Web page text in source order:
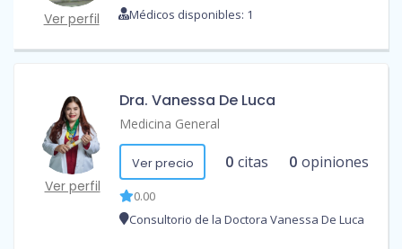
Ver perfil
Médicos disponibles: 1
Ver perfil
Dra. Vanessa De Luca
Medicina General
Ver precio 0 citas 0 opiniones
0.00
Consultorio de la Doctora Vanessa De Luca